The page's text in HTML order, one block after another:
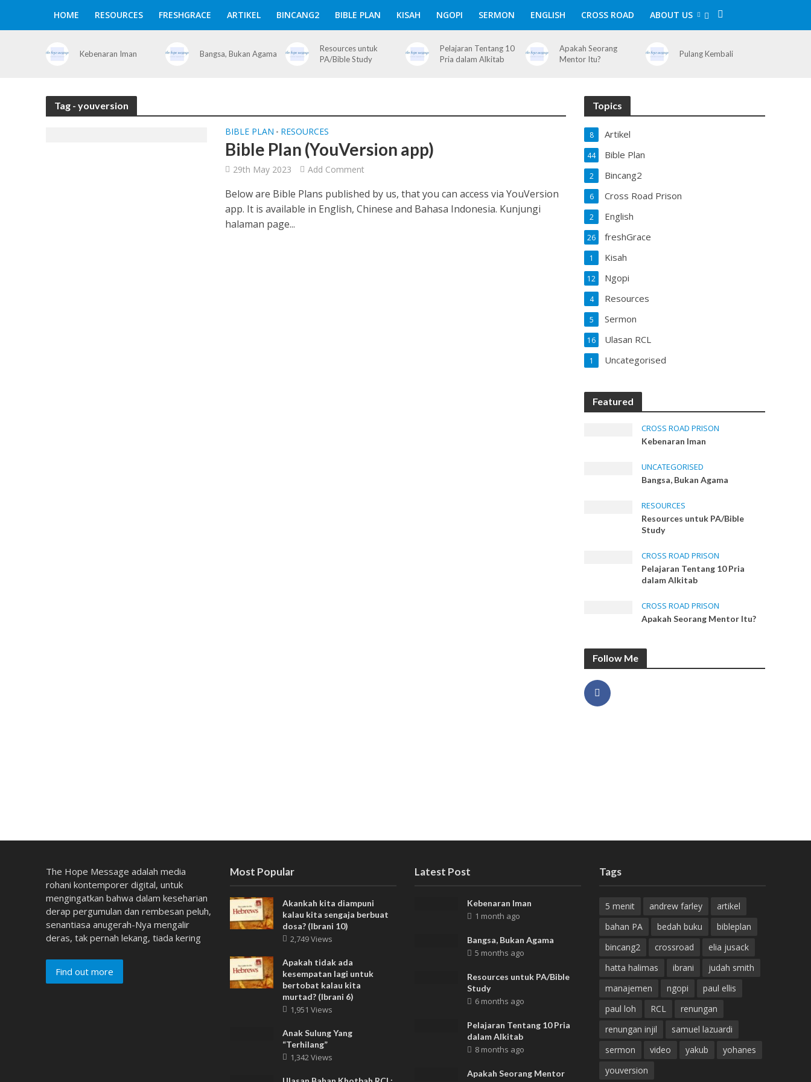
HOME RESOURCES FRESHGRACE ARTIKEL BINCANG2 BIBLE PLAN KISAH NGOPI SERMON ENGLISH CROSS ROAD ABOUT US
Kebenaran Iman Bangsa, Bukan Agama
Resources untuk
PA/Bible Study
Pelajaran Tentang 10
Pria dalam Alkitab
Apakah Seorang
Mentor Itu?
Pulang Kembali
Tag - youversion
BIBLE PLAN • RESOURCES
Bible Plan (YouVersion app)
29th May 2023 Add Comment
Below are Bible Plans published by us, that you can access via YouVersion
app. It is available in English, Chinese and Bahasa Indonesia. Kunjungi
halaman page...
Topics
Artikel
8
Bible Plan
44
Bincang2
2
Cross Road Prison
6
English
2
freshGrace
26
Kisah
1
Ngopi
12
Resources
4
Sermon
5
Ulasan RCL
16
Uncategorised
1
Featured
CROSS ROAD PRISON
Kebenaran Iman
UNCATEGORISED
Bangsa, Bukan Agama
RESOURCES
Resources untuk PA/Bible
Study
CROSS ROAD PRISON
Pelajaran Tentang 10 Pria
dalam Alkitab
CROSS ROAD PRISON
Apakah Seorang Mentor Itu?
Follow Me
The Hope Message adalah media
rohani kontemporer digital, untuk
mengingatkan bahwa dalam keseharian
derap pergumulan dan rembesan peluh,
senantiasa anugerah-Nya mengalir
deras, tak pernah lekang, tiada kering
Find out more
Most Popular
Akankah kita diampuni
kalau kita sengaja berbuat
dosa? (Ibrani 10)
2,749 Views
Apakah tidak ada
kesempatan lagi untuk
bertobat kalau kita
murtad? (Ibrani 6)
1,951 Views
Anak Sulung Yang
“Terhilang”
1,342 Views
Latest Post
Kebenaran Iman
1 month ago
Bangsa, Bukan Agama
5 months ago
Resources untuk PA/Bible
Study
6 months ago
Pelajaran Tentang 10 Pria
dalam Alkitab
8 months ago
Apakah Seorang Mentor
Tags
5 menit andrew farley
artikel
bahan PA
bedah buku
bibleplan
bincang2
crossroad
elia jusack
hatta halimas
ibrani
judah smith
manajemen
ngopi
paul ellis
paul loh
RCL
renungan
renungan injil
samuel lazuardi
sermon
video yakub
yohanes
youversion